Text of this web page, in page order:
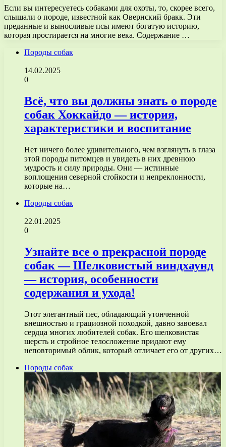
Если вы интересуетесь собаками для охоты, то, скорее всего,
слышали о породе, известной как Овернский бракк. Эти
преданные и выносливые псы имеют богатую историю,
которая простирается на многие века. Содержание …
Породы собак
14.02.2025
0
Всё, что вы должны знать о породе
собак Хоккайдо — история,
характеристики и воспитание
Нет ничего более удивительного, чем взглянуть в глаза
этой породы питомцев и увидеть в них древнюю
мудрость и силу природы. Они — истинные
воплощения северной стойкости и непреклонности,
которые на…
Породы собак
22.01.2025
0
Узнайте все о прекрасной породе
собак — Шелковистый виндхаунд
— история, особенности
содержания и ухода!
Этот элегантный пес, обладающий утонченной
внешностью и грациозной походкой, давно завоевал
сердца многих любителей собак. Его шелковистая
шерсть и стройное телосложение придают ему
неповторимый облик, который отличает его от других…
Породы собак